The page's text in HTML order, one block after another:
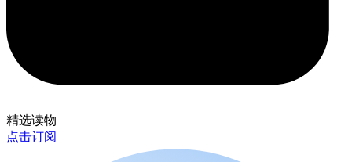
精选读物
点击订阅